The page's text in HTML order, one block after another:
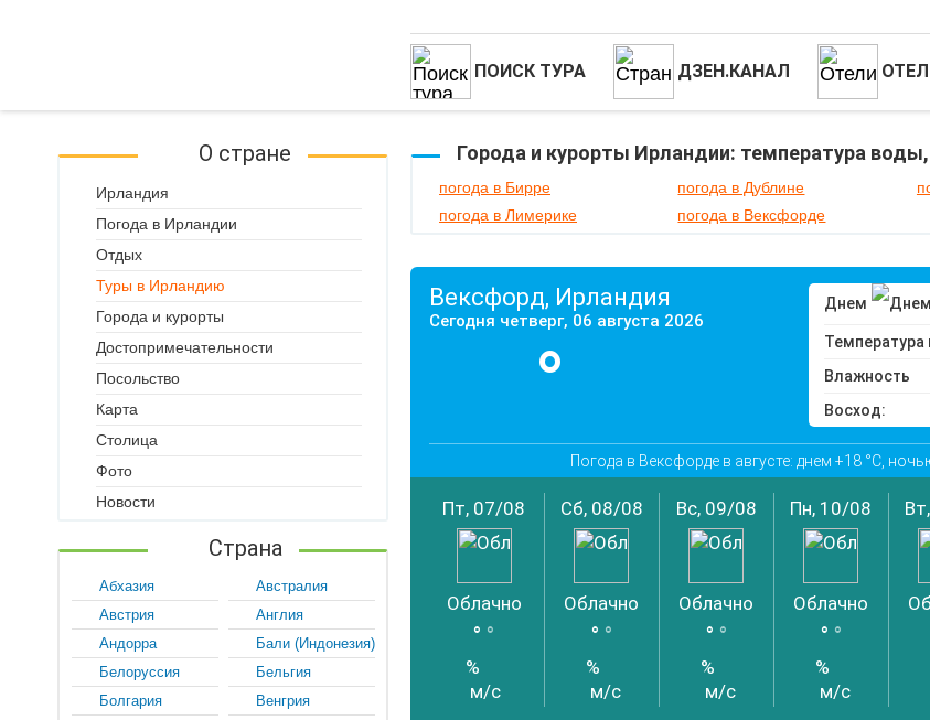
ПОИСК ТУРА ДЗЕН.КАНАЛ
Города и курорты Ирландии: температура
погода в Бирре погода в Дублине
погода в Лимерике
погода в Вексфорде
Вексфорд, Ирландия
Сегодня четверг, 06 августа 2026
°
Днем
Влажность
Восход:
Погода в Вексфорде в августе: днем +18 °C,
Пт, 07/08
Облачно
° °
%
м/с
Сб, 08/08
Облачно
° °
%
м/с
Вс, 09/08
Облачно
° °
%
м/с
Пн, 10/08
Облачно
° °
%
м/с
О стране
Ирландия
Погода в Ирландии
Отдых
Туры в Ирландию
Города и курорты
Достопримечательности
Посольство
Карта
Столица
Фото
Новости
Страна
Абхазия
Австралия
Австрия
Англия
Андорра
Бали (Индонезия)
Белоруссия
Бельгия
Болгария
Венгрия